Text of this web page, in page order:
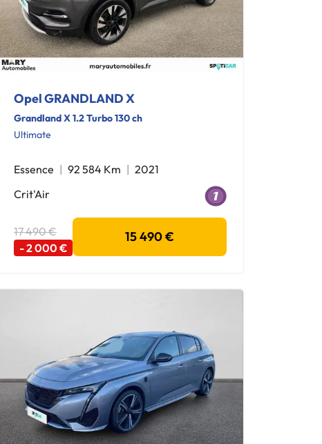
Opel GRANDLAND X
Grandland X 1.2 Turbo 130 ch
Ultimate
Essence 92 584 Km
2021
Crit'Air
17 490 €
- 2 000 €
15 490 €